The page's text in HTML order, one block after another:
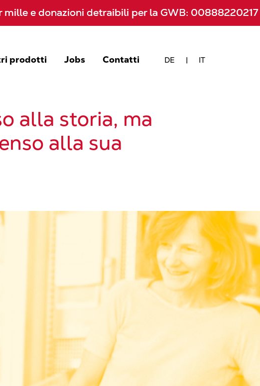
e donazioni detraibili per la GWB:
e donazioni detraibili per la GWB:
prodotti Jobs Contatti DE | IT
alla storia, ma
alla sua